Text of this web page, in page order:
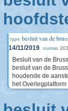
type besluit van de
14/11/2019 numac
Besluit van de
besluit van de
houdende de
het